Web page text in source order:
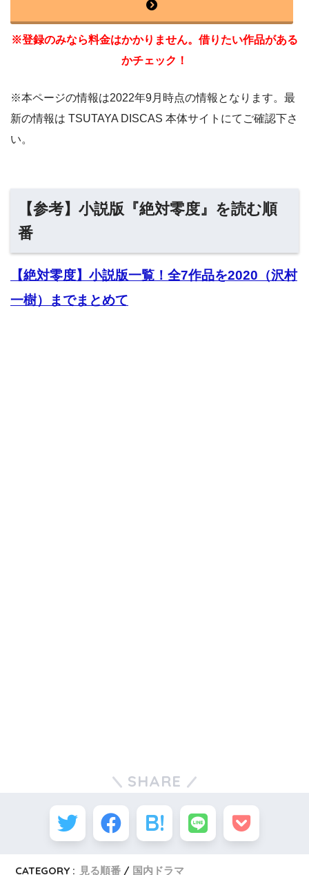
※登録のみなら料金はかかりません。借りたい作品がある
かチェック！
※本ページの情報は2022年9月時点の情報となります。最
新の情報は TSUTAYA DISCAS 本体サイトにてご確認下さ
い。
【参考】小説版『絶対零度』を読む順
番
【絶対零度】小説版一覧！全7作品を2020（沢村
一樹）までまとめて
SHARE
CATEGORY : 見る順番 国内ドラマ